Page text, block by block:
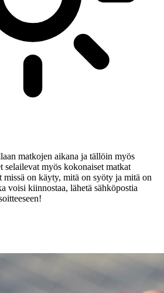
matkojen aikana ja tällöin myös
myös kokonaiset matkat
on käyty, mitä on syöty ja mitä on
voisi kiinnostaa, lähetä sähköpostia